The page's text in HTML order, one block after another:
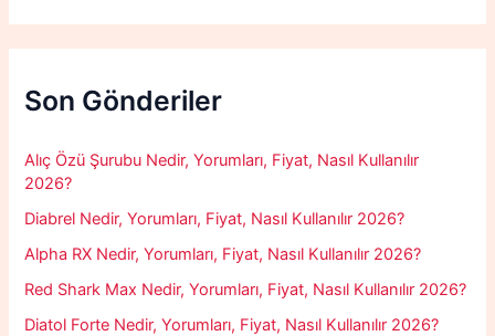
r
c
f
o
:
Son Gönderiler
Alıç Özü Şurubu Nedir, Yorumları, Fiyat, Nasıl Kullanılır
2026?
Diabrel Nedir, Yorumları, Fiyat, Nasıl Kullanılır 2026?
Alpha RX Nedir, Yorumları, Fiyat, Nasıl Kullanılır 2026?
Red Shark Max Nedir, Yorumları, Fiyat, Nasıl Kullanılır 2026?
Diatol Forte Nedir, Yorumları, Fiyat, Nasıl Kullanılır 2026?